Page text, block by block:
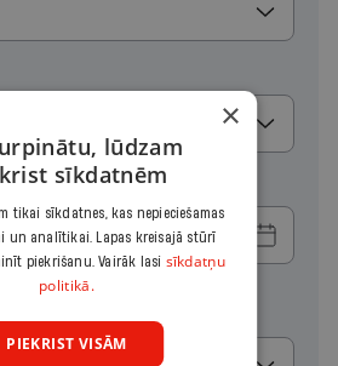
×
lūdzam
sīkdatnēm
tikai sīkdatnes, kas nepieciešamas
un analītikai. Lapas kreisajā stūrī
piekrišanu. Vairāk lasi sīkdatņu
politikā.
PIEKRIST VISĀM